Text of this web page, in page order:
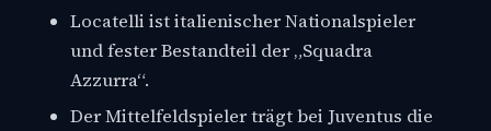
Locatelli ist italienischer Nationalspieler
und fester Bestandteil der „Squadra
Azzurra“.
Der Mittelfeldspieler trägt bei Juventus die